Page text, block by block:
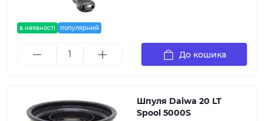
в наявності популярний
До кошика
Шпуля Daiwa 20 LT
Spool 5000S